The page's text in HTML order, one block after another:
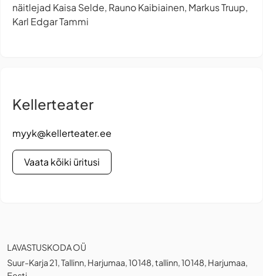
näitlejad Kaisa Selde, Rauno Kaibiainen, Markus Truup,
Karl Edgar Tammi
Kellerteater
myyk@kellerteater.ee
Vaata kõiki üritusi
LAVASTUSKODA OÜ
Suur-Karja 21, Tallinn, Harjumaa, 10148, tallinn, 10148, Harjumaa,